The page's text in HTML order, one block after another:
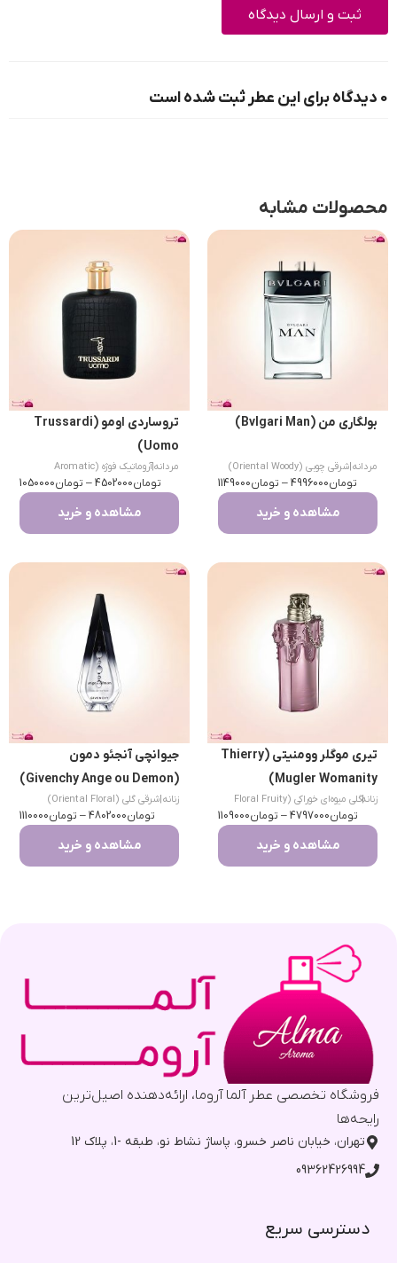
0 دیدگاه برای این عطر ثبت شده است
محصولات مشابه
بولگاری من (Bvlgari Man)
مردانه شرقی چوبی (Oriental Woody)
تومان4996000
– تومان1149000
مشاهده و خرید
تروساردی اومو (Trussardi
Uomo)
مردانه|
آروماتیک فوژه (Aromatic
Fougere)
تومان4502000
– تومان1050000
مشاهده و خرید
تیری موگلر وومنیتی (Thierry
Mugler Womanity)
زنانه
|
گلی میوه‌ای خوراکی (Floral Fruity
Gourmand)
تومان4797000
– تومان1109000
مشاهده و خرید
جیوانچی آنجئو دمون
(Givenchy Ange ou Demon)
زنانه شرقی گلی (Oriental Floral)
تومان4802000
– تومان1110000
مشاهده و خرید
فروشگاه تخصصی عطر آلما آروما، ارائه‌دهنده اصیل‌ترین
رایحه‌ها
تهران، خیابان ناصر خسرو، پاساژ نشاط نو، طبقه -1، پلاک 12
09362426994
دسترسی سریع​